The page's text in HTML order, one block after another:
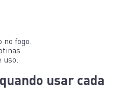
fogo.
uso.
usar cada